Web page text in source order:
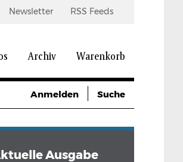
Newsletter RSS Feeds
Archiv Warenkorb
Anmelden Suche
Ausgabe